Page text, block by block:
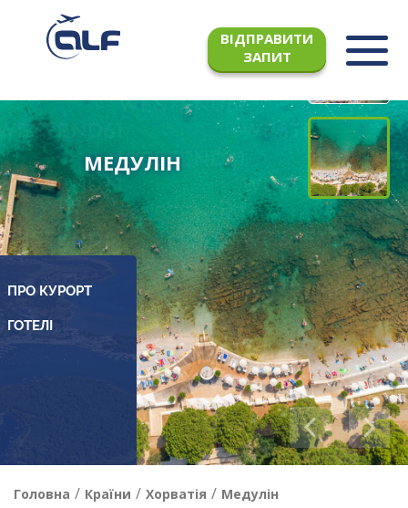
ВІДПРАВИТИ
ЗАПИТ
МЕДУЛІН
ПРО КУРОРТ
Головна / Країни / Хорватія / Медулін